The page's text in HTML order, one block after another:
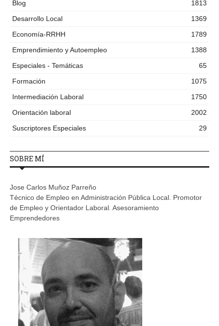
Blog
1813
Desarrollo Local
1369
Economía-RRHH
1789
Emprendimiento y Autoempleo
1388
Especiales - Temáticas
65
Formación
1075
Intermediación Laboral
1750
Orientación laboral
2002
Suscriptores Especiales
29
SOBRE MÍ
Jose Carlos Muñoz Parreño
Técnico de Empleo en Administración Pública Local. Promotor
de Empleo y Orientador Laboral. Asesoramiento
Emprendedores